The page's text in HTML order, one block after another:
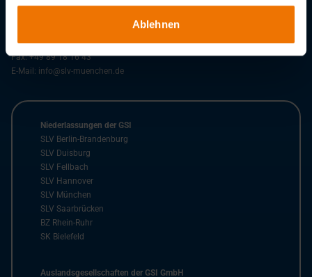
Ablehnen
Schachenmeierstraße 37
Tel.:+49 89 12 68 02 – 0
Fax:+49 89 18 16 43
E-Mail: info@slv-muenchen.de
Niederlassungen der GSI
SLV Berlin-Brandenburg
SLV Duisburg
SLV Fellbach
SLV Hannover
SLV München
SLV Saarbrücken
BZ Rhein-Ruhr
SK Bielefeld
Auslandsgesellschaften der GSI GmbH